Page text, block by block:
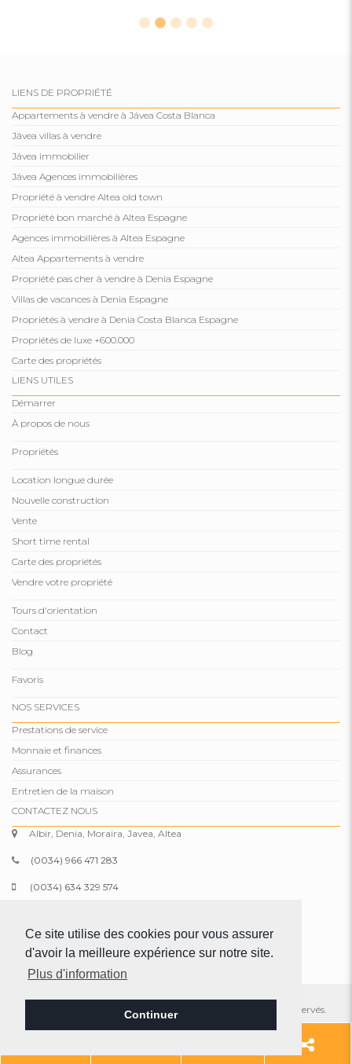
Ce site utilise des cookies pour vous assurer
d'avoir la meilleure expérience sur notre site.
Plus d'information
Continuer
LIENS DE PROPRIÉTÉ
Appartements à vendre à Jávea Costa Blanca
Jávea villas à vendre
Jávea immobilier
Jávea Agences immobilières
Propriété à vendre Altea old town
Propriété bon marché à Altea Espagne
Agences immobilières à Altea Espagne
Altea Appartements à vendre
Propriété pas cher à vendre à Denia Espagne
Villas de vacances à Denia Espagne
Propriétés à vendre à Denia Costa Blanca Espagne
Propriétés de luxe +600.000
Carte des propriétés
LIENS UTILES
Démarrer
À propos de nous
Propriétés
Location longue durée
Nouvelle construction
Vente
Short time rental
Carte des propriétés
Vendre votre propriété
Tours d'orientation
Contact
Blog
Favoris
NOS SERVICES
Prestations de service
Monnaie et finances
Assurances
Entretien de la maison
CONTACTEZ NOUS
Albir, Denia, Moraira, Javea, Altea
(0034) 966 471 283
(0034) 634 329 574
www.comparepropertiesspain.com
© 2026 Compare Properties Spain S.L. Tous les droits sont réservés.